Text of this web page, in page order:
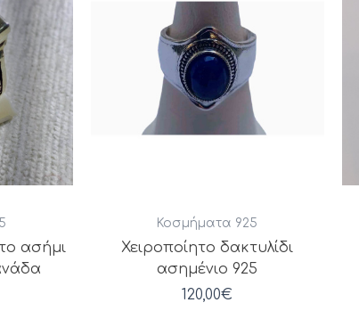
ασήμι
Κοσμήματα 925
Χειροποίητο δακτυλίδι
ασημένιο 925
120,00€